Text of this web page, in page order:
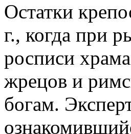
Остатки
г., когда при
росписи
жрецов и
богам.